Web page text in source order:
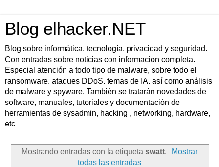
Blog elhacker.NET
Blog sobre informática, tecnología, privacidad y seguridad.
Con entradas sobre noticias con información completa.
Especial atención a todo tipo de malware, sobre todo el
ransomware, ataques DDoS, temas de IA, así como análisis
de malware y spyware. También se tratarán novedades de
software, manuales, tutoriales y documentación de
herramientas de sysadmin, hacking , networking, hardware,
etc
Mostrando entradas con la etiqueta swatt.
Mostrar
todas las entradas